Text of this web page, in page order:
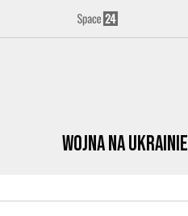
Wojna na Ukrainie